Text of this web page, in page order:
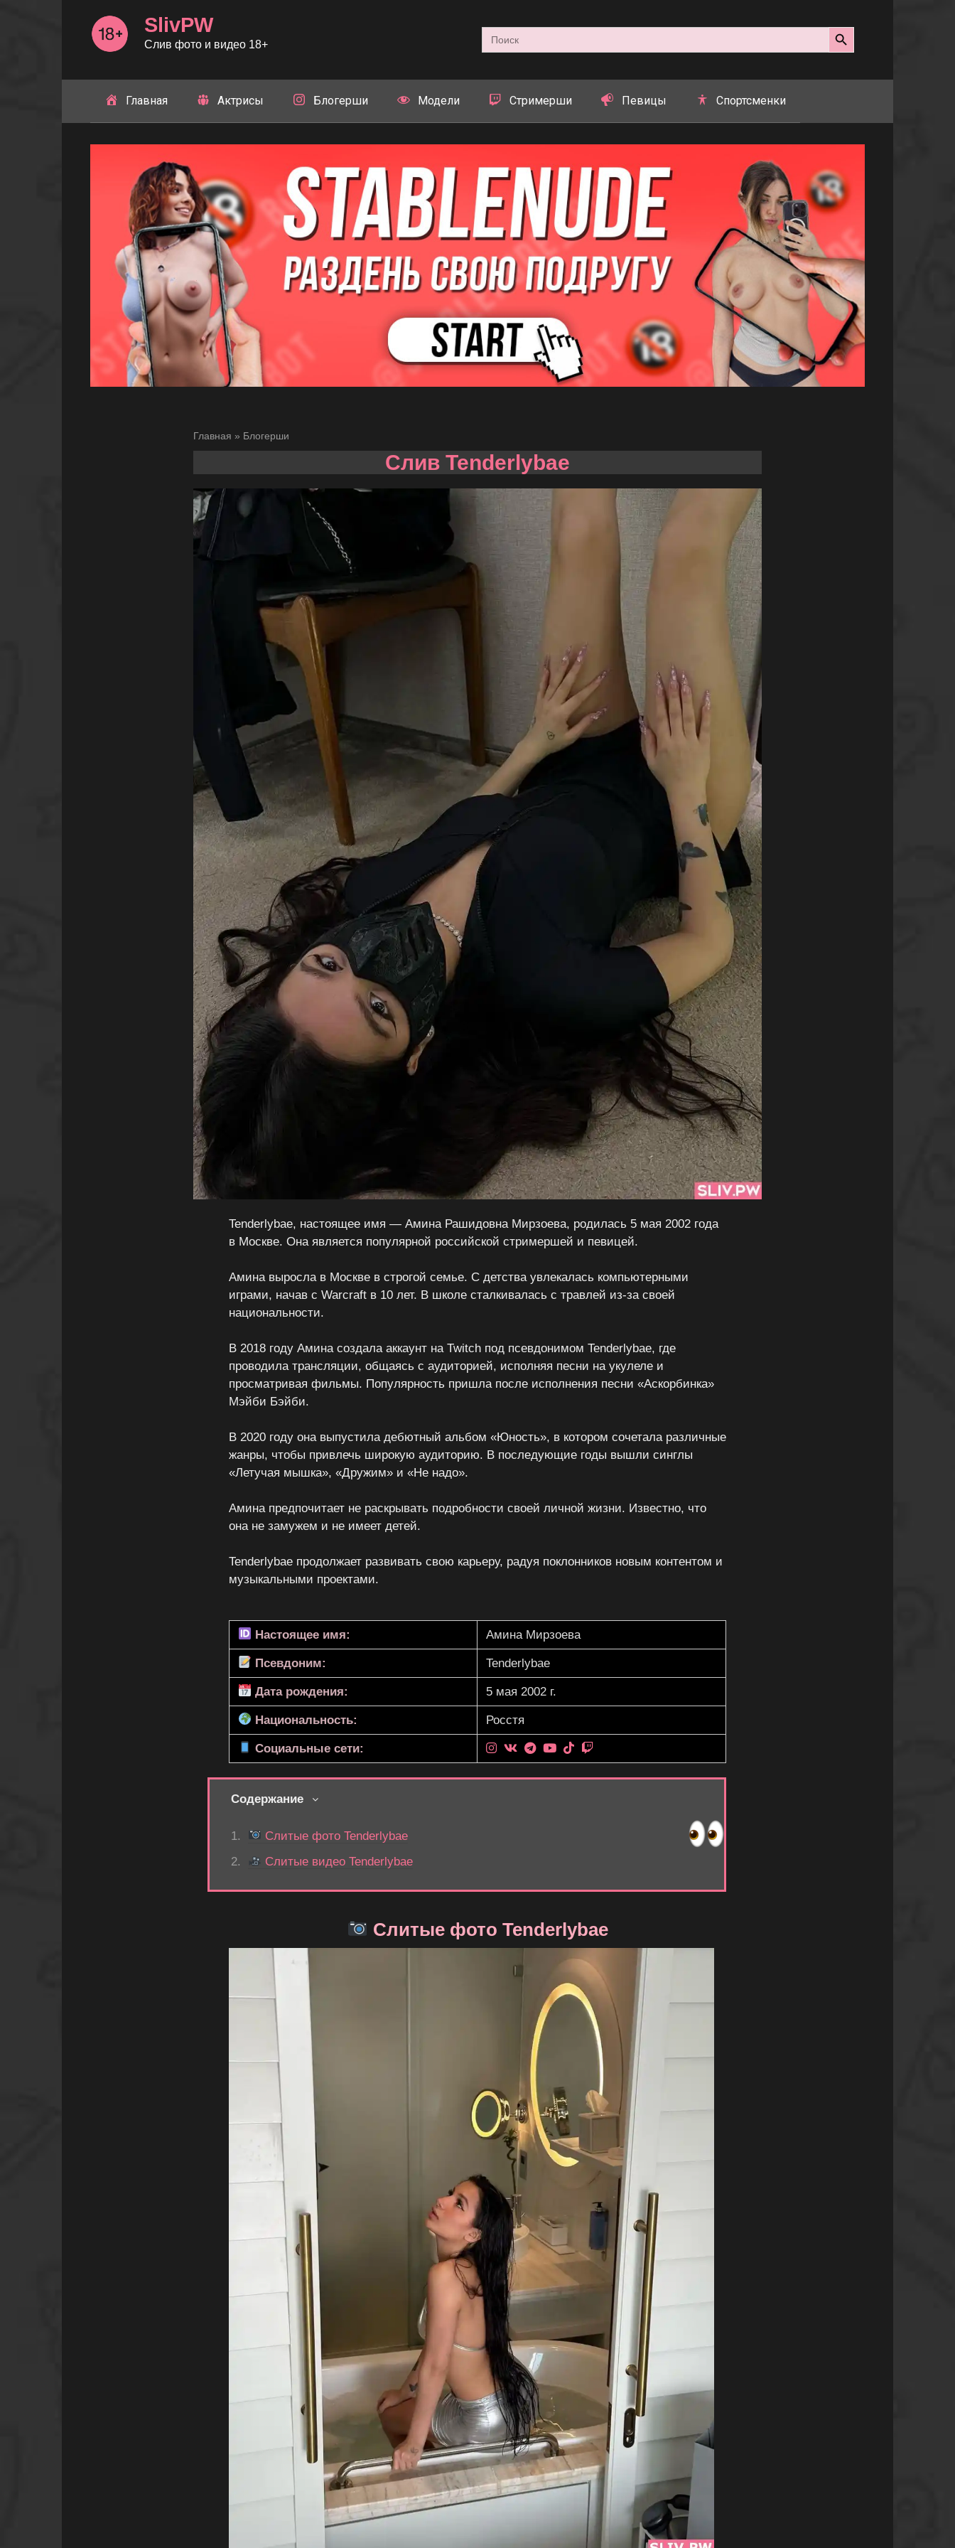
SlivPW
Слив фото и видео 18+
Search
for:
Search Button
Главная Актрисы Блогерши Модели Стримерши Певицы Спортсменки
Главная » Блогерши
Слив Tenderlybae
Tenderlybae, настоящее имя — Амина Рашидовна Мирзоева, родилась 5 мая 2002 года
в Москве. Она является популярной российской стримершей и певицей.
Амина выросла в Москве в строгой семье. С детства увлекалась компьютерными
играми, начав с Warcraft в 10 лет. В школе сталкивалась с травлей из-за своей
национальности.
В 2018 году Амина создала аккаунт на Twitch под псевдонимом Tenderlybae, где
проводила трансляции, общаясь с аудиторией, исполняя песни на укулеле и
просматривая фильмы. Популярность пришла после исполнения песни «Аскорбинка»
Мэйби Бэйби.
В 2020 году она выпустила дебютный альбом «Юность», в котором сочетала различные
жанры, чтобы привлечь широкую аудиторию. В последующие годы вышли синглы
«Летучая мышка», «Дружим» и «Не надо».
Амина предпочитает не раскрывать подробности своей личной жизни. Известно, что
она не замужем и не имеет детей.
Tenderlybae продолжает развивать свою карьеру, радуя поклонников новым контентом и
музыкальными проектами.
Настоящее имя: Амина Мирзоева
Псевдоним: Tenderlybae
Дата рождения: 5 мая 2002 г.
Национальность: Росстя
Социальные сети:
Содержание
Слитые фото Tenderlybae
Слитые видео Tenderlybae
Слитые фото Tenderlybae